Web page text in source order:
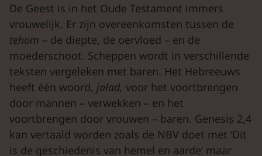
De Geest is in het Oude Testament immers
vrouwelijk. Er zijn overeenkomsten tussen de
tehom – de diepte, de oervloed – en de
moederschoot. Scheppen wordt in verschillende
teksten vergeleken met baren. Het Hebreeuws
heeft één woord, jalad, voor het voortbrengen
door mannen – verwekken – en het
voortbrengen door vrouwen – baren. Genesis 2,4
kan vertaald worden zoals de NBV doet met ‘Dit
is de geschiedenis van hemel en aarde’ maar